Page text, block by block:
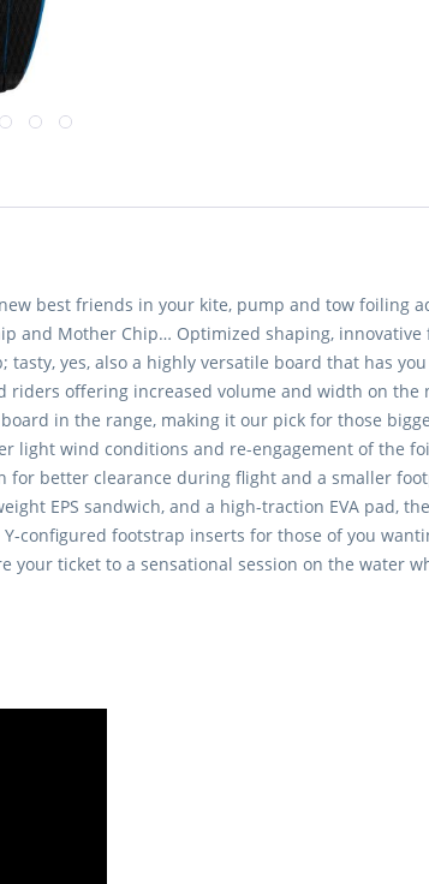
best friends in your kite, pump and tow foiling
and Mother Chip… Optimized shaping,
tasty, yes, also a highly versatile board that has
riders offering increased volume and width on
in the range, making it our pick for those
light wind conditions and re-engagement of the
better clearance during flight and a smaller
EPS sandwich, and a high-traction EVA pad,
configured footstrap inserts for those of you
your ticket to a sensational session on the water